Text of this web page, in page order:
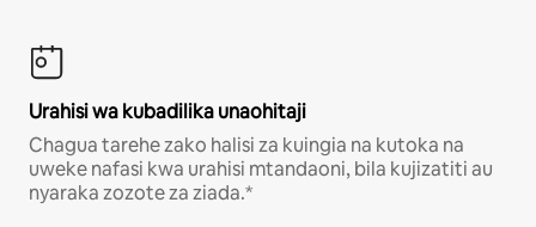
Urahisi wa kubadilika unaohitaji
Chagua tarehe zako halisi za kuingia na kutoka na
uweke nafasi kwa urahisi mtandaoni, bila kujizatiti au
nyaraka zozote za ziada.*